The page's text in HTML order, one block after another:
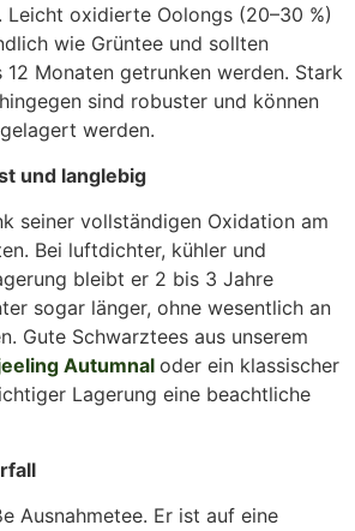
Leicht oxidierte Oolongs (20–30 %)
wie Grüntee und sollten
Monaten getrunken werden. Stark
sind robuster und können
werden.
und langlebig
seiner vollständigen Oxidation am
Bei luftdichter, kühler und
bleibt er 2 bis 3 Jahre
sogar länger, ohne wesentlich an
Gute Schwarztees aus unserem
Autumnal oder ein klassischer
Lagerung eine beachtliche
Ausnahmetee. Er ist auf eine